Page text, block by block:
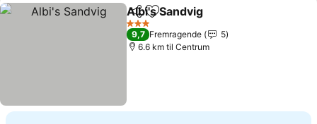
Del Føj til favoritter
Albi's Sandvig
3 Stjerner
9,7 Fremragende
5
6.6 km til Centrum